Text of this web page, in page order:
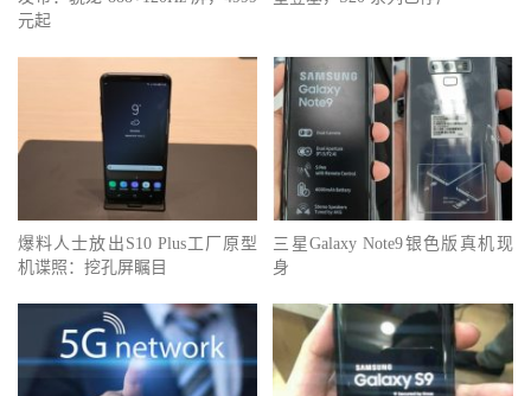
元起
爆料人士放出S10 Plus工厂原型
机谍照：挖孔屏瞩目
三星Galaxy Note9银色版真机现
身